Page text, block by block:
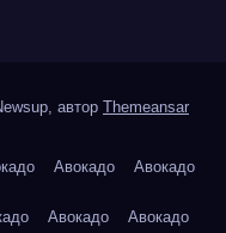
автор Themeansar
Авокадо Авокадо
Авокадо Авокадо